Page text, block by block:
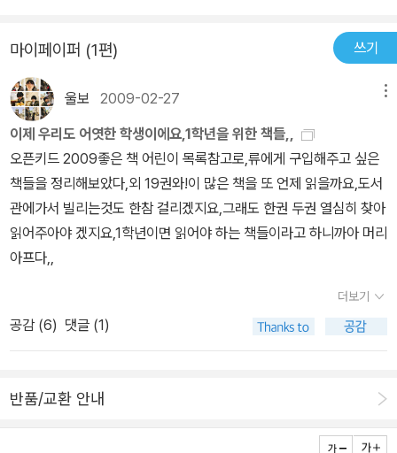
라를 만들었지. 내가 몰던 것과 똑같이 생겼단다.” .. (4쪽) 이치카와
사토미 님이 빚은 그림책 《달라달라》(파랑새,2008)에 흐르는 사랑
을 찬찬히 헤아립니다. 태평양 어느 섬마을에서 버스를 모는 할아버
지와 아버지를 둔 ‘쥐마’라는 아이는 할아버지와 아버지처럼 ‘달라달
라를 모는 사람’이 되고 싶습니다. 그런데, 쥐마네 할아버지는 쥐마더
러 ‘좋은 일’을 할 수 있기를 바란다고 말합니다. 쥐마네 할아버지는
할아버지와 아버지가 하는 ‘달라달라 버스 몰기’가 썩 ‘좋은 일’은 아
니라고 여기는구나 싶습니다. 그러면 좋은 일이란 무엇일까요. 어떤
일을 해야 좋은 삶이 될까요. 어떤 좋은 일로 좋은 삶을 가꾸어야 좋은
을 봐라, 쥐마. 저게 인도양이란다.” “아빠, 왜 우리는 더 멀리까지 못
가요? 펠리컨들은 인도까지 갈 수 있는데.” .. (12쪽) 어린이 쥐마는
스스로 실타래를 풀어야 합니다. 쥐마한테 궁금한 대목은 아버지도
열어서 씩씩하게 걸어가야 할 뿐입니다. 할아버지와 아버지는 쥐마
고, 쥐마를 데리고 바다로 마실을 다닙니다. 어린이 쥐마는 나무 장난
마이페이퍼 (1편) 쓰기
울보 2009-02-27
이제 우리도 어엿한 학생이에요,1학년을 위한 책들,,
오픈키드 2009좋은 책 어린이 목록참고로,류에게 구입해주고 싶은
책들을 정리해보았다,외 19권와!이 많은 책을 또 언제 읽을까요,도서
관에가서 빌리는것도 한참 걸리겠지요,그래도 한권 두권 열심히 찾아
읽어주아야 겠지요,1학년이면 읽어야 하는 책들이라고 하니까아 머리
아프다,,
더보기
공감 (6) 댓글 (1)
반품/교환 안내